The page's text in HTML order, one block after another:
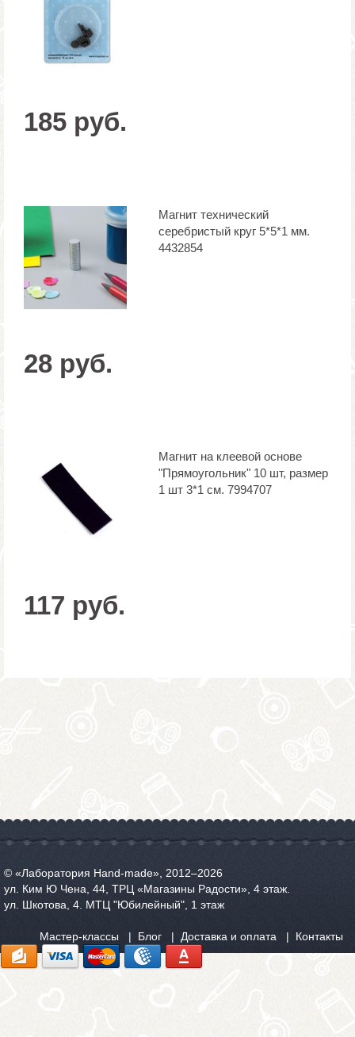
185 руб.
Магнит технический
серебристый круг 5*5*1 мм.
4432854
28 руб.
Магнит на клеевой основе
"Прямоугольник" 10 шт, размер
1 шт 3*1 см. 7994707
117 руб.
© «Лаборатория Hand-made», 2012‒2026
ул. Ким Ю Чена, 44, ТРЦ «Магазины Радости», 4 этаж.
ул. Шкотова, 4. МТЦ "Юбилейный", 1 этаж
Мастер-классы Блог Доставка и оплата Контакты